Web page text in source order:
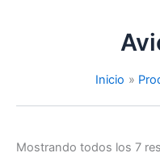
Inicio
Mostrando todos los 7